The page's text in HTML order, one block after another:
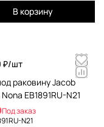
В корзину
₽/шт
раковину Jacob
EB1891RU-N21
Под заказ
N21